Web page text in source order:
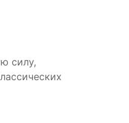
силу,